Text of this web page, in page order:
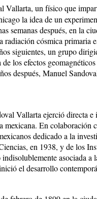
Vallarta, un físico que
la idea de un
semanas después, en la
radiación cósmica primaria
siguientes, un grupo
los efectos
después, Manuel
Vallarta ejerció directa
mexicana. En
dedicado a la
en 1938, y de los
asociada
el desarrollo